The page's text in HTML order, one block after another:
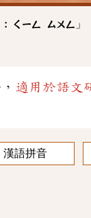
: ㄑㄧㄥ ㄙㄨㄥ 」
適用於語文
漢語拼音